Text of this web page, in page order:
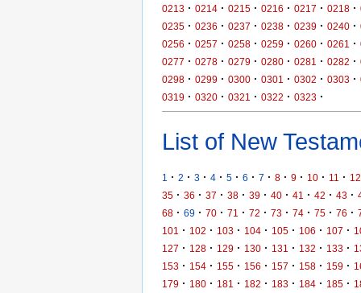
0213 · 0214 · 0215 · 0216 · 0217 · 0218 ·
0235 · 0236 · 0237 · 0238 · 0239 · 0240 ·
0256 · 0257 · 0258 · 0259 · 0260 · 0261 ·
0277 · 0278 · 0279 · 0280 · 0281 · 0282 ·
0298 · 0299 · 0300 · 0301 · 0302 · 0303 ·
0319 · 0320 · 0321 · 0322 · 0323 ·
List of New
1 · 2 · 3 · 4 · 5 · 6 · 7 · 8 · 9 · 10 · 11 · 12
35 · 36 · 37 · 38 · 39 · 40 · 41 · 42 · 43 ·
68 · 69 · 70 · 71 · 72 · 73 · 74 · 75 · 76 ·
101
· 102 · 103 · 104 · 105 · 106 · 107 ·
127 · 128 · 129 · 130 · 131 · 132 · 133 ·
153 · 154 · 155 · 156 · 157 · 158 · 159 ·
179 · 180 · 181 · 182 · 183 · 184 · 185 ·